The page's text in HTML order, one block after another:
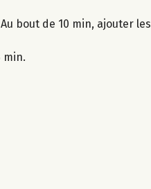
bout de 10 min, ajouter les
min.